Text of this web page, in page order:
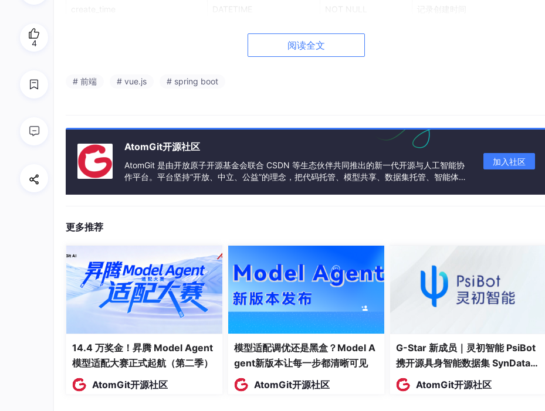
create_time DATETIME NOT NULL 记录创建时间
考勤打卡记录数据表用于存储员工的每日打卡信息，包括打卡时间、打卡类型等。记录编号是该表的主键，员工编号
staff_id BIGINT 员工编号（外键）
check_type TINYINT NOT NULL 打卡类型（1上班，2下班）
device_info
请假审批数据表
请假审批数据表用于存储员工的请假申请及审批结果。申请编号是该表的主键，员工编号作为外键关联员工基础信息
表。结构表如表3-3所示。
数据类型 是否为空 描述
apply_id BIGINT NOT NULL 申请编号（主键）
staff_id BIGINT NOT NULL 员工编号（外键）
leave_type NOT NULL 请假类型（1病假，2事假）
阅读全文
# 前端 # vue.js # spring boot
AtomGit开源社区
AtomGit 是由开放原子开源基金会联合 CSDN 等生态伙伴共同推出的新一代开源与人工智能协
作平台。平台坚持“开放、中立、公益”的理念，把代码托管、模型共享、数据集托管、智能体开
加入社区
更多推荐
14.4 万奖金！昇腾 Model Agent
模型适配大赛正式起航（第二季）
AtomGit开源社区
模型适配调优还是黑盒？Model A
gent新版本让每一步都清晰可见
AtomGit开源社区
G-Star 新成员｜灵初智能 PsiBot
携开源具身智能数据集 SynData
入驻 AtomGit
AtomGit开源社区
4